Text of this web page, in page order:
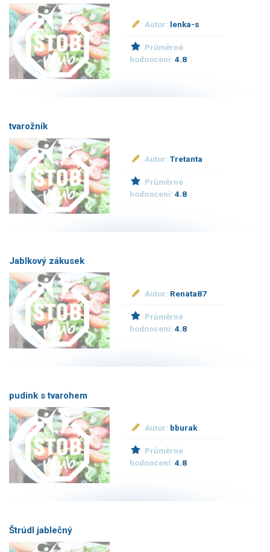
Autor: lenka-s
Průměrné
hodnocení:4.8
tvarožník
Autor:Tretanta
Průměrné
hodnocení:4.8
Jablkový zákusek
Autor: Renata87
Průměrné
hodnocení:4.8
pudink s tvarohem
Autor: bburak
Průměrné
hodnocení:4.8
Štrúdl jablečný